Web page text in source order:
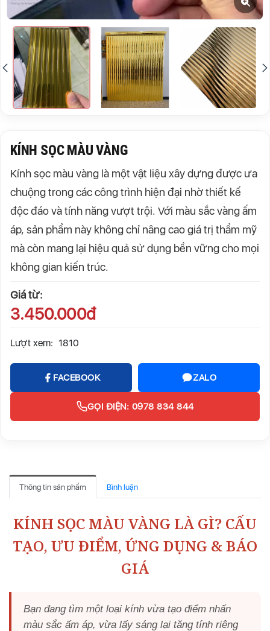
KÍNH SỌC MÀU VÀNG
Kính sọc màu vàng là một vật liệu xây dựng được ưa
chuộng trong các công trình hiện đại nhờ thiết kế
độc đáo và tính năng vượt trội. Với màu sắc vàng ấm
áp, sản phẩm này không chỉ nâng cao giá trị thẩm mỹ
mà còn mang lại hiệu quả sử dụng bền vững cho mọi
không gian kiến trúc.
Giá từ:
3.450.000đ
Lượt xem: 1810
FACEBOOK ZALO
GỌI ĐIỆN: 0978 834 844
Thông tin sản phẩm Bình luận
KÍNH SỌC MÀU VÀNG LÀ GÌ? CẤU
TẠO, ƯU ĐIỂM, ỨNG DỤNG & BÁO
GIÁ
Bạn đang tìm một loại kính vừa tạo điểm nhấn
màu sắc ấm áp, vừa lấy sáng lại tăng tính riêng